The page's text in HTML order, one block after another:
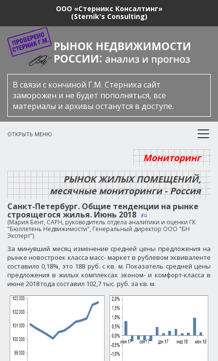
ООО «Стерникс Консалтинг»
(Sternik's Consulting)
В связи с кончиной Г.М. Стерника сайт
заморожен и не будет пополняться, все
материалы и архивы останутся в доступе.
ОТКРЫТЬ МЕНЮ
Мониторинг
РЫНОК ЖИЛЫХ ПОМЕЩЕНИЙ,
месячные мониторинги - Россия
Санкт-Петербург. Общие тенденции на рынке
строящегося жилья. Июнь 2018
(Мария Бент, САРН, руководитель отдела аналитики и оценки ГК
"Бюллетень Недвижимости", Генеральный директор ООО "БН
Эксперт")
За минувший месяц изменение средней цены предложения на
рынке новостроек класса масс- маркет в рублевом эквиваленте
составило 0,18%, это 188 руб. с кв. м. Показатель средней цены
предложения в жилых комплексах эконом- и комфорт-класса в
июне 2018 года составил 102,7 тыс. руб. за кв. м.